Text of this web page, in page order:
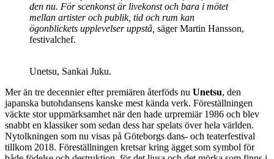
den nu. För scenkonst är livekonst och bara i mötet
mellan artister och publik, tid och rum kan
ögonblickets upplevelser uppstå, säger Martin Hansson,
festivalchef.
Unetsu, Sankai Juku.
Mer än tre decennier efter premiären återföds nu Unetsu, den
japanska butohdansens kanske mest kända verk. Föreställningen
väckte stor uppmärksamhet när den hade urpremiär 1986 och blev
snabbt en klassiker som sedan dess har spelats över hela världen.
Nytolkningen som nu visas på Göteborgs dans- och teaterfestival
tillkom 2018. Föreställningen kretsar kring ägget som symbol för